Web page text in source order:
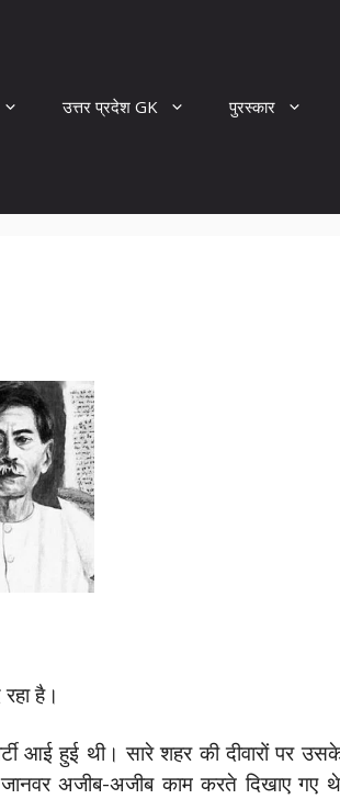
उत्तर प्रदेश GK पुरस्कार
है।
हुई थी। सारे शहर की दीवारों पर उसके
जानवर अजीब-अजीब काम करते दिखाए